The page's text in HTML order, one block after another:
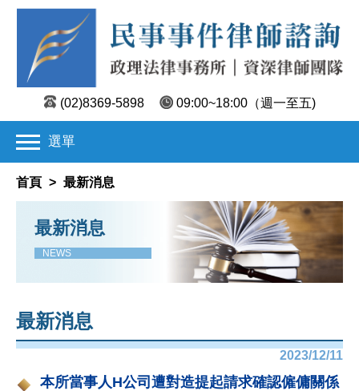
(02)8369-5898 09:00~18:00 （週一至五)
選單
首頁 > 最新消息
最新消息
NEWS
最新消息
2023/12/11
本所當事人H公司遭對造提起請求確認僱傭關係